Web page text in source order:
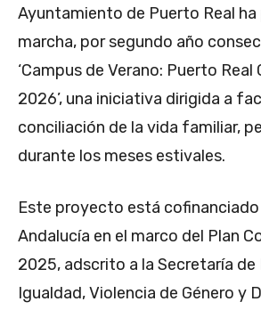
Ayuntamiento de Puerto Real
marcha, por segundo año
‘Campus de Verano: Puerto
2026’, una iniciativa dirigida a
conciliación de la vida familiar,
durante los meses estivales.
Este proyecto está
Andalucía en el marco del Plan
2025, adscrito a la Secretaría de
Igualdad, Violencia de Género y